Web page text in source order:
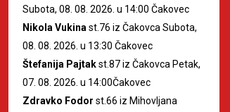
Subota, 08. 08. 2026. u 14:00 Čakovec
Nikola Vukina st.76 iz Čakovca Subota,
08. 08. 2026. u 13:30 Čakovec
Štefanija Pajtakst.87 iz Čakovca Petak,
07. 08. 2026. u 14:00Čakovec
Zdravko Fodor st.66 iz Mihovljana